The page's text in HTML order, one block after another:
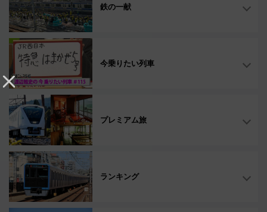
鉄の一献
今乗りたい列車
プレミアム旅
ランキング